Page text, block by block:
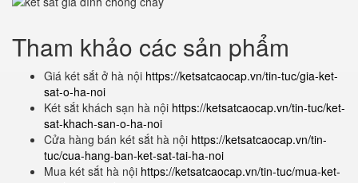
Tham khảo các sản phẩm
Giá két sắt ở hà nội https://ketsatcaocap.vn/tin-tuc/gia-ket-
sat-o-ha-noi
Két sắt khách sạn hà nội https://ketsatcaocap.vn/tin-tuc/ket-
sat-khach-san-o-ha-noi
Cửa hàng bán két sắt hà nội https://ketsatcaocap.vn/tin-
tuc/cua-hang-ban-ket-sat-tai-ha-noi
Mua két sắt hà nội https://ketsatcaocap.vn/tin-tuc/mua-ket-